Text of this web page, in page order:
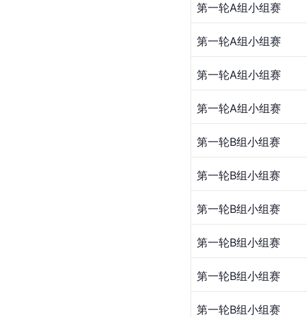
第一轮A组小组赛
第一轮A组小组赛
第一轮A组小组赛
第一轮A组小组赛
第一轮B组小组赛
第一轮B组小组赛
第一轮B组小组赛
第一轮B组小组赛
第一轮B组小组赛
第一轮B组小组赛